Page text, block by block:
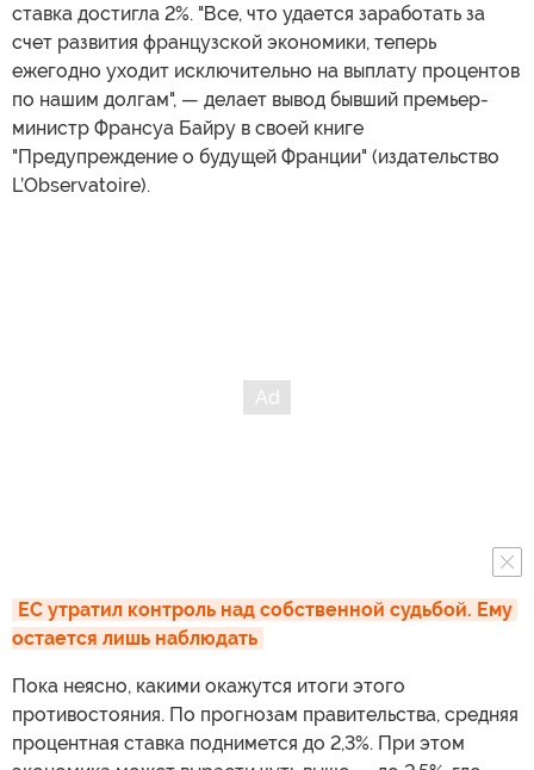
ставка достигла 2%. "Все, что удается заработать за
счет развития французской экономики, теперь
ежегодно уходит исключительно на выплату процентов
по нашим долгам", — делает вывод бывший премьер-
министр Франсуа Байру в своей книге
"Предупреждение о будущей Франции" (издательство
L’Observatoire).
ЕС утратил контроль над собственной судьбой. Ему
остается лишь наблюдать
Пока неясно, какими окажутся итоги этого
противостояния. По прогнозам правительства, средняя
процентная ставка поднимется до 2,3%. При этом